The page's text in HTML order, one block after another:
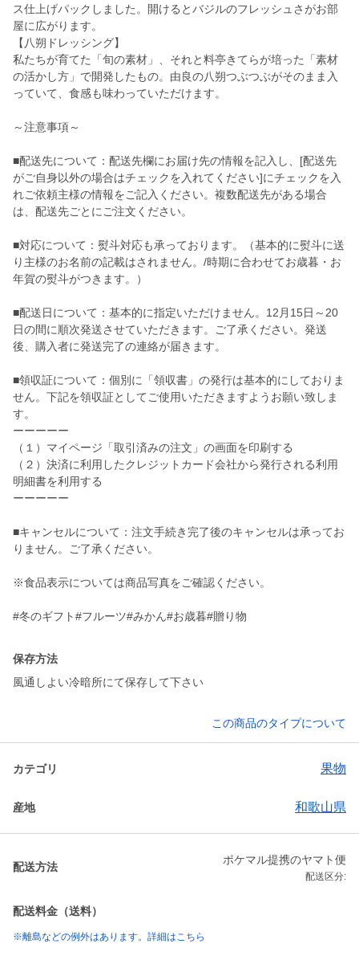
ス仕上げパックしました。開けるとバジルのフレッシュさがお部
屋に広がります。
【八朔ドレッシング】
私たちが育てた「旬の素材」、それと料亭きてらが培った「素材
の活かし方」で開発したもの。由良の八朔つぶつぶがそのまま入
っていて、食感も味わっていただけます。
～注意事項～
■配送先について：配送先欄にお届け先の情報を記入し、[配送先
がご自身以外の場合はチェックを入れてください]にチェックを入
れご依頼主様の情報をご記入ください。複数配送先がある場合
は、配送先ごとにご注文ください。
■対応について：熨斗対応も承っております。（基本的に熨斗に送
り主様のお名前の記載はされません。/時期に合わせてお歳暮・お
年賀の熨斗がつきます。）
■配送日について：基本的に指定いただけません。12月15日～20
日の間に順次発送させていただきます。ご了承ください。発送
後、購入者に発送完了の連絡が届きます。
■領収証について：個別に「領収書」の発行は基本的にしておりま
せん。下記を領収証としてご使用いただきますようお願い致しま
す。
ーーーーー
（１）マイページ「取引済みの注文」の画面を印刷する
（２）決済に利用したクレジットカード会社から発行される利用
明細書を利用する
ーーーーー
■キャンセルについて：注文手続き完了後のキャンセルは承ってお
りません。ご了承ください。
※食品表示については商品写真をご確認ください。
#冬のギフト#フルーツ#みかん#お歳暮#贈り物
保存方法
風通しよい冷暗所にて保存して下さい
この商品のタイプについて
カテゴリ 果物
産地 和歌山県
配送方法
ポケマル提携のヤマト便
配送区分:
配送料金（送料）
※離島などの例外はあります。詳細はこちら